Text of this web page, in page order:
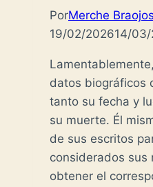
PorMerche Braojos
19/02/202614/
datos biográficos
tanto su fecha y
su muerte. Él
de sus escritos
considerados sus
obtener el